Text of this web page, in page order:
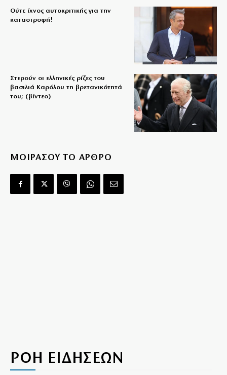
Ούτε ίχνος αυτοκριτικής για την
καταστροφή!
Στερούν οι ελληνικές ρίζες του
βασιλιά Καρόλου τη βρετανικότητά
του; (βίντεο)
ΜΟΙΡΑΣΟΥ ΤΟ ΑΡΘΡΟ
ΡΟΗ ΕΙΔΗΣΕΩΝ